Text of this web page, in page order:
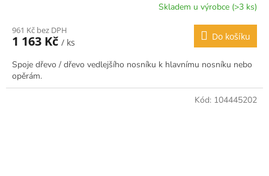
Skladem u výrobce (>3 ks)
961 Kč bez DPH
1 163 Kč / ks
Do košíku
Spoje dřevo / dřevo vedlejšího nosníku k hlavnímu nosníku nebo
opěrám.
Kód: 104445202